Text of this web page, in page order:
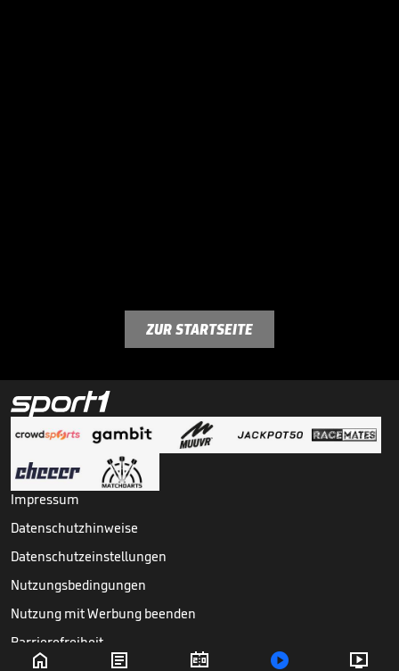
    
ZUR STARTSEITE
Impressum
Datenschutzhinweise
Datenschutzeinstellungen
Nutzungsbedingungen
Nutzung mit Werbung beenden
Barrierefreiheit